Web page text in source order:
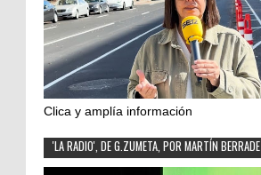
Clica y amplía información
'LA RADIO', DE G.ZUMETA, POR MARTÍN BERRADE